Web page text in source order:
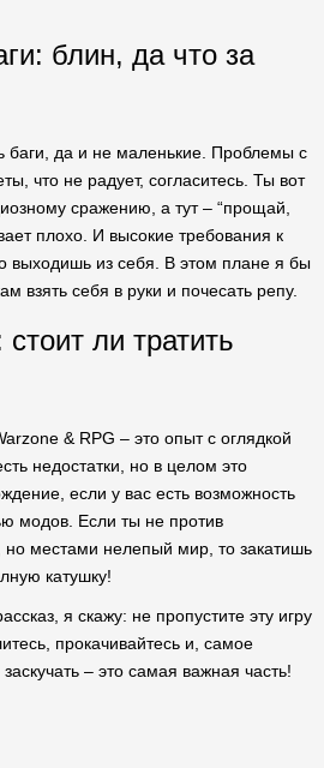
блин, да что за
баги, да и не маленькие. Проблемы с
что не радует, согласитесь. Ты вот
сражению, а тут – “прощай,
плохо. И высокие требования к
выходишь из себя. В этом плане я бы
взять себя в руки и почесать репу.
ли тратить
& RPG – это опыт с оглядкой
недостатки, но в целом это
если у вас есть возможность
модов. Если ты не против
но местами нелепый мир, то закатишь
катушку!
я скажу: не пропустите эту игру
прокачивайтесь и, самое
– это самая важная часть!